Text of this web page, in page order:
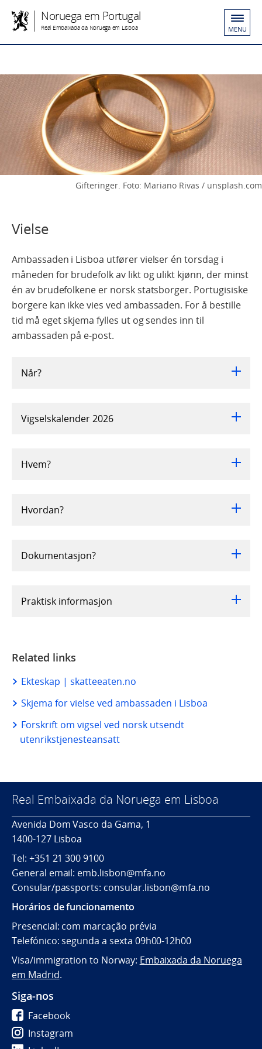
Noruega em Portugal
Real Embaixada da Noruega em Lisboa MENU
Gifteringer. Foto: Mariano Rivas / unsplash.com
Vielse
Ambassaden i Lisboa utfører vielser én torsdag i
måneden for brudefolk av likt og ulikt kjønn, der minst
én av brudefolkene er norsk statsborger. Portugisiske
borgere kan ikke vies ved ambassaden. For å bestille
tid må eget skjema fylles ut og sendes inn til
ambassaden på e-post.
Når?
Vigselskalender 2026
Hvem?
Hvordan?
Dokumentasjon?
Praktisk informasjon
Related links
Ekteskap | skatteeaten.no
Skjema for vielse ved ambassaden i Lisboa
Forskrift om vigsel ved norsk utsendt
utenrikstjenesteansatt
Real Embaixada da Noruega em Lisboa
Avenida Dom Vasco da Gama, 1
1400-127 Lisboa
Tel: +351 21 3009100
General email: emb.lisbon@mfa.no
Consular/passports: consular.lisbon@mfa.no
Horários de funcionamento
Presencial: com marcação prévia
Telefónico: segunda a sexta 09h00-12h00
Visa/immigration to Norway: Embaixada da Noruega
em Madrid.
Siga-nos
Facebook
Instagram